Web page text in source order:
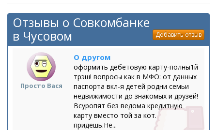
Отзывы о Совкомбанке
в Чусовом
Добавить отзыв
Просто Вася
О другом
оформить дебетовую карту-полны1й
трэш! вопросы как в МФО: от данных
паспорта вкл-я детей родни семьи
недвижимости до знакомых и друзей!
Всуропят без ведома кредитную
карту вместо той за кот.
придешь.Не...